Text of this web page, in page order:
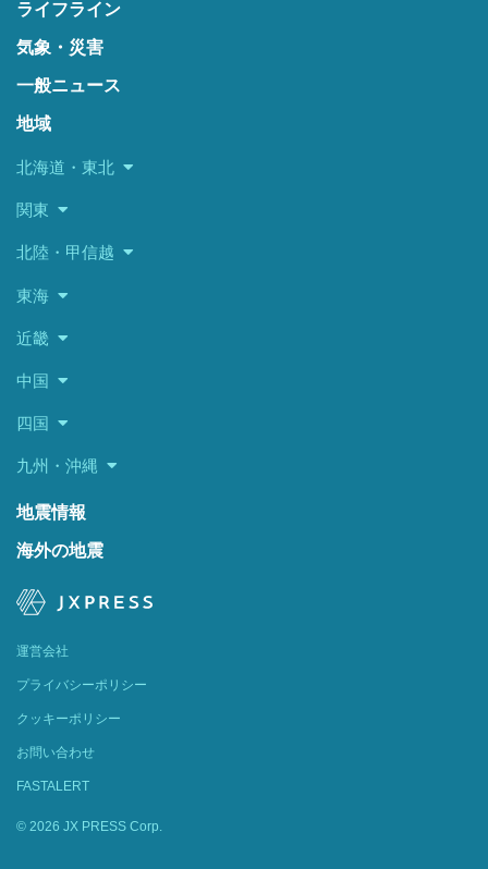
ライフライン
気象・災害
一般ニュース
地域
北海道・東北
関東
北陸・甲信越
東海
近畿
中国
四国
九州・沖縄
地震情報
海外の地震
運営会社
プライバシーポリシー
クッキーポリシー
お問い合わせ
FASTALERT
© 2026 JX PRESS Corp.